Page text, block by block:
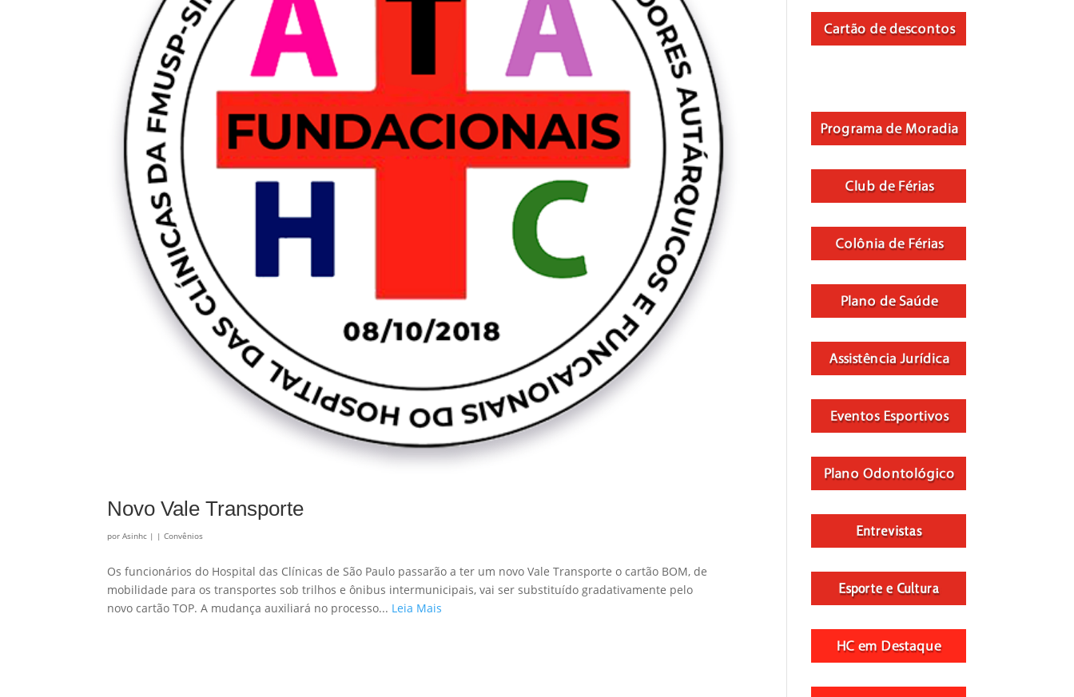
Novo Vale Transporte
porAsinhc | |Convênios
Os funcionários do Hospital das Clínicas de São Paulo passarão a ter um novo Vale Transporte o cartão BOM, de
mobilidade para os transportes sob trilhos e ônibus intermunicipais, vai ser substituído gradativamente pelo
novo cartão TOP. A mudança auxiliará no processo... Leia Mais